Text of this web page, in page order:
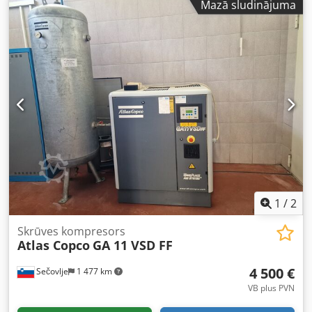
kW / 150 ZS Crsdpezc Hmhjfx Amusf
Mazā sludinājuma
1 /2
Sečovlje 1 477 km
Skrūves kompresors
Atlas Copco GA 11 VSD FF
4 500 €
VB plus PVN